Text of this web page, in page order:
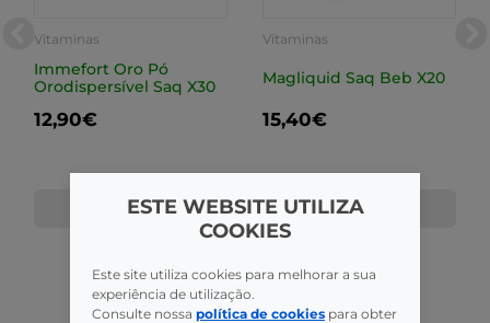
Vitaminas
Immefort Oro Pó
Orodispersível Saq X30
12,90€
COMPRAR
Vitaminas
Magliquid Saq Beb X20
15,40€
COMPRAR
ESTE WEBSITE UTILIZA
COOKIES
Este site utiliza cookies para melhorar a sua
experiência de utilização.
Consulte nossa política de cookies para obter